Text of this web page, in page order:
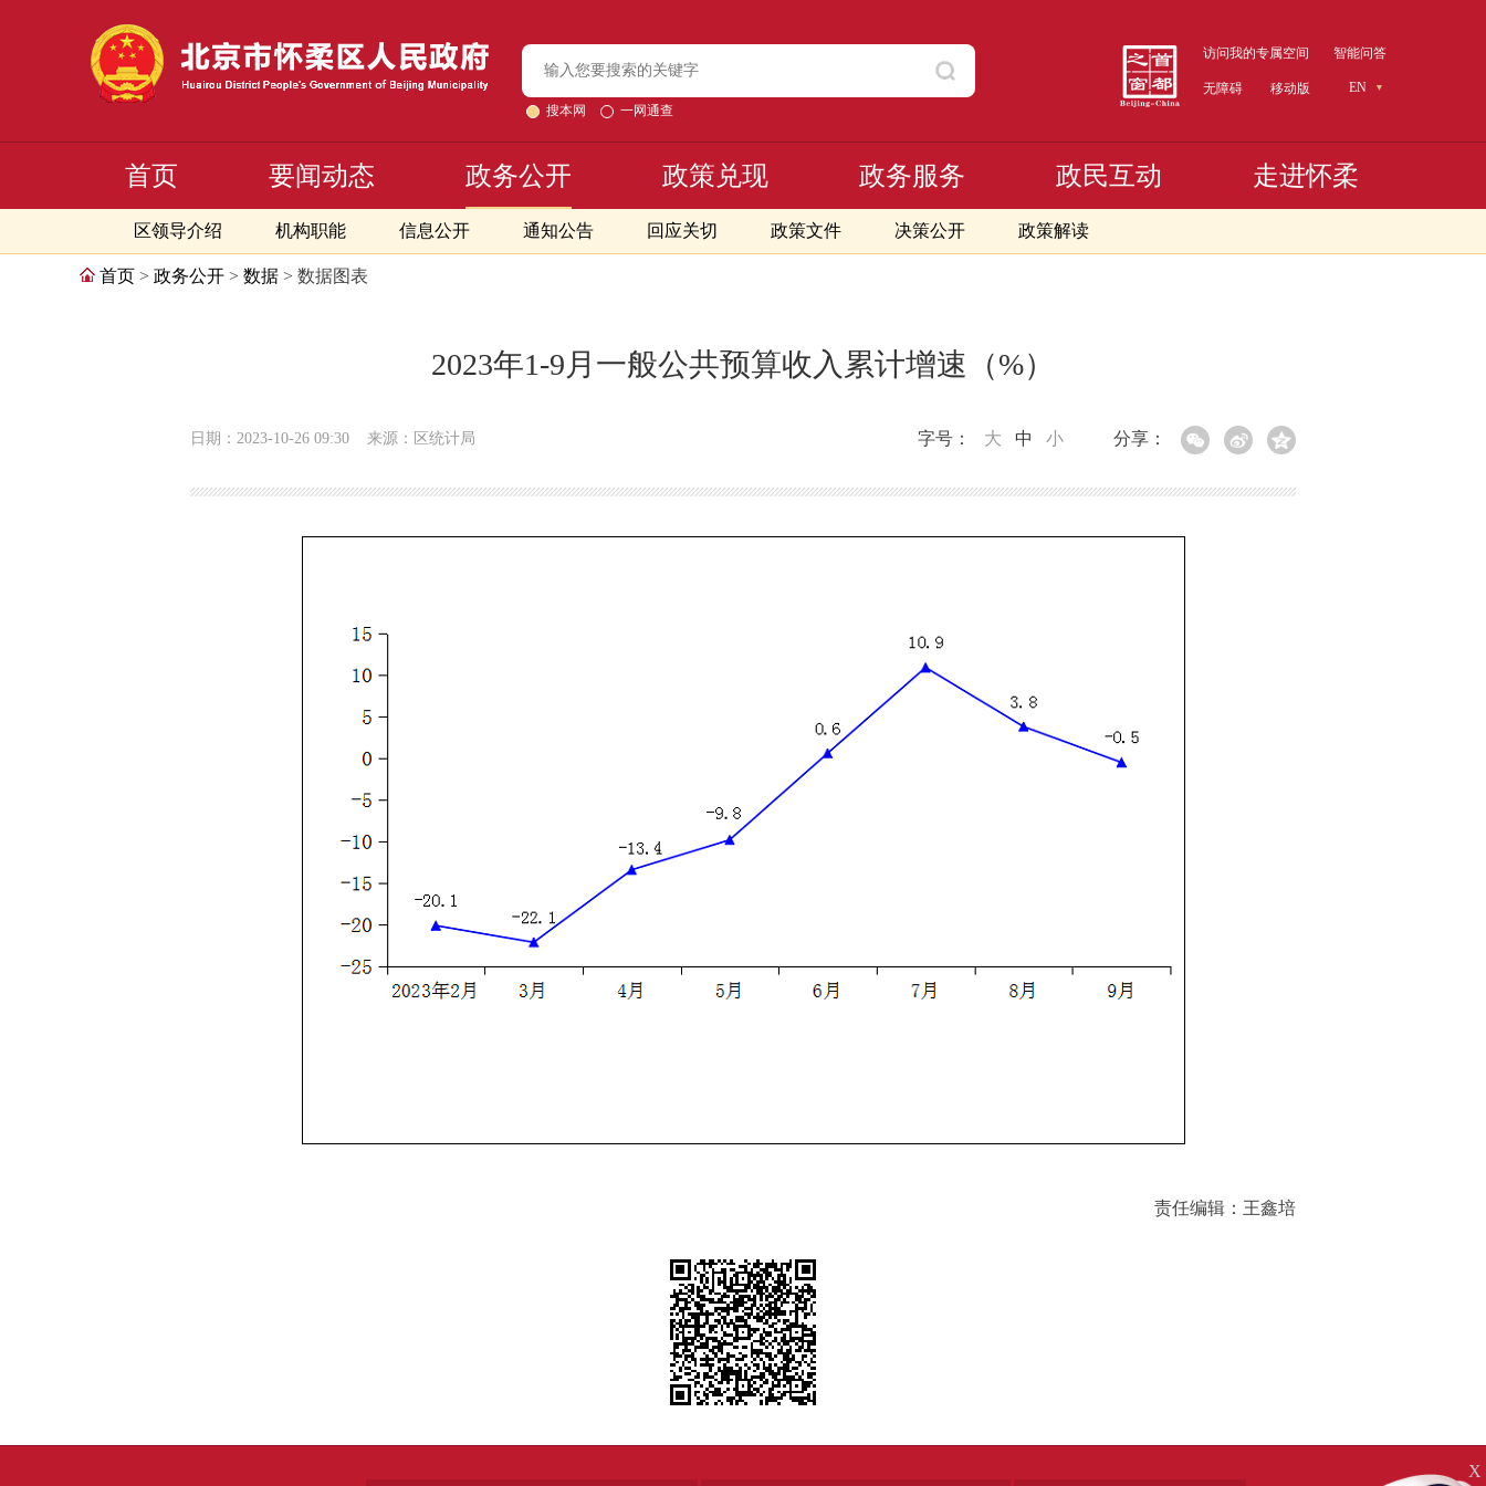
搜本网 一网通查
访问我的专属空间 智能问答
无障碍 移动版 EN
首页 要闻动态 政务公开
区领导介绍 机构职能 信息公开 通知公告 回应关切 政策文件 决策公开 政策解读
政策兑现 政务服务 政民互动 走进怀柔
首页 > 政务公开 > 数据 > 数据图表
2023年1-9月一般公共预算收入累计增速（%）
日期：2023-10-26 09:30 来源：区统计局 分享：
字号： 大 中 小
责任编辑：王鑫培
X